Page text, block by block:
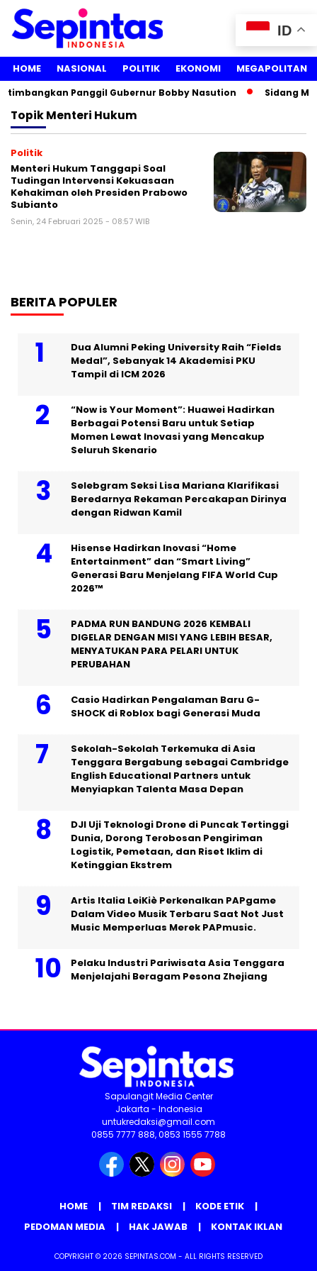
HOME NASIONAL POLITIK EKONOMI MEGAPOLITAN
Panggil Gubernur Bobby Nasution Sidang
TopikMenteri Hukum
Politik
Menteri Hukum Tanggapi Soal
Tudingan Intervensi Kekuasaan
Kehakiman oleh Presiden Prabowo
Subianto
Senin, 24 Februari 2025 - 08:57 WIB
BERITA POPULER
Dua Alumni Peking University Raih “Fields
Medal”, Sebanyak 14 Akademisi PKU
Tampil di ICM 2026
“Now is Your Moment”: Huawei Hadirkan
Berbagai Potensi Baru untuk Setiap
Momen Lewat Inovasi yang Mencakup
Seluruh Skenario
Selebgram Seksi Lisa Mariana Klarifikasi
Beredarnya Rekaman Percakapan Dirinya
dengan Ridwan Kamil
Hisense Hadirkan Inovasi “Home
Entertainment” dan “Smart Living”
Generasi Baru Menjelang FIFA World Cup
2026™
PADMA RUN BANDUNG 2026 KEMBALI
DIGELAR DENGAN MISI YANG LEBIH BESAR,
MENYATUKAN PARA PELARI UNTUK
PERUBAHAN
Casio Hadirkan Pengalaman Baru G-
SHOCK di Roblox bagi Generasi Muda
Sekolah-Sekolah Terkemuka di Asia
Tenggara Bergabung sebagai Cambridge
English Educational Partners untuk
Menyiapkan Talenta Masa Depan
DJI Uji Teknologi Drone di Puncak Tertinggi
Dunia, Dorong Terobosan Pengiriman
Logistik, Pemetaan, dan Riset Iklim di
Ketinggian Ekstrem
Artis Italia LeiKiè Perkenalkan PAPgame
Dalam Video Musik Terbaru Saat Not Just
Music Memperluas Merek PAPmusic.
Pelaku Industri Pariwisata Asia Tenggara
Menjelajahi Beragam Pesona Zhejiang
ID
Sapulangit Media Center
Jakarta - Indonesia
untukredaksi@gmail.com
0855 7777 888, 0853 1555 7788
HOME TIM REDAKSI
KODE ETIK
PEDOMAN MEDIA
HAK JAWAB KONTAK IKLAN
COPYRIGHT © 2026 SEPINTAS.COM - ALL RIGHTS RESERVED